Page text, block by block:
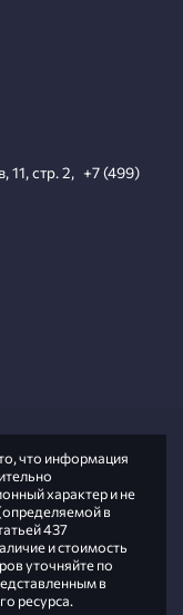
11, стр. 2, +7 (499)
что информация
характер и не
в
437
и стоимость
уточняйте по
в
ресурса.